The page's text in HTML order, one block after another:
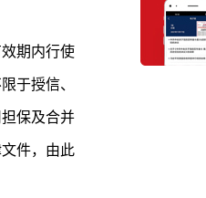
期内行使
于授信、
保及合并
件，由此